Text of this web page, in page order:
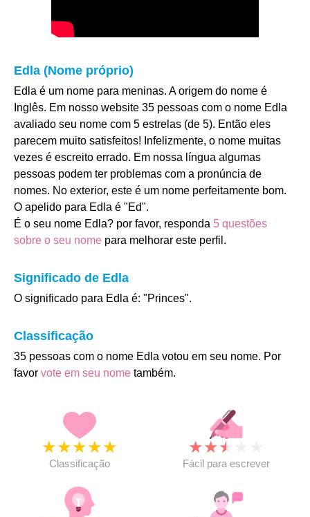
Edla (Nome próprio)
Edla é um nome para meninas. A origem do nome é
Inglês. Em nosso website 35 pessoas com o nome Edla
avaliado seu nome com 5 estrelas (de 5). Então eles
parecem muito satisfeitos! Infelizmente, o nome muitas
vezes é escreito errado. Em nossa língua algumas
pessoas podem ter problemas com a pronúncia de
nomes. No exterior, este é um nome perfeitamente bom.
O apelido para Edla é "Ed".
É o seu nome Edla? por favor, responda 5 questões
sobre o seu nome para melhorar este perfil.
Significado de Edla
O significado para Edla é: "Princes".
Classificação
35 pessoas com o nome Edla votou em seu nome. Por
favor vote em seu nome também.
★★★★★
Classificação
★★★
Fácil para escrever